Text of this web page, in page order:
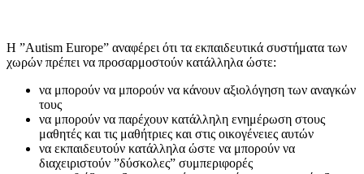
Η ”Autism Europe” αναφέρει ότι τα εκπαιδευτικά συστήματα των
χωρών πρέπει να προσαρμοστούν κατάλληλα ώστε:
να μπορούν να μπορούν να κάνουν αξιολόγηση των αναγκών
τους
να μπορούν να παρέχουν κατάλληλη ενημέρωση στους
μαθητές και τις μαθήτριες και στις οικογένειες αυτών
να εκπαιδευτούν κατάλληλα ώστε να μπορούν να
διαχειριστούν ”δύσκολες” συμπεριφορές